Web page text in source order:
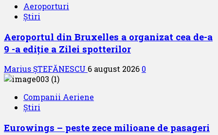
Aeroporturi
Știri
Aeroportul din Bruxelles a organizat cea de-a
9 -a ediție a Zilei spotterilor
Marius ȘTEFĂNESCU 6 august 2026 0
Companii Aeriene
Știri
Eurowings – peste zece milioane de pasageri